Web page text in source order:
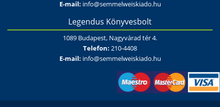
E-mail: info@semmelweiskiado.hu
Legendus Könyvesbolt
1089 Budapest, Nagyvárad tér 4.
Telefon: 210-4408
E-mail: info@semmelweiskiado.hu